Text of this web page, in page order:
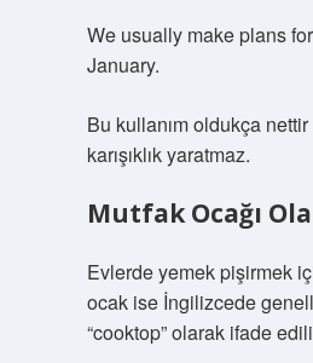
We usually make plans
January.
Bu kullanım oldukça
karışıklık yaratmaz.
Mutfak Ocağı
Evlerde yemek pişirmek
ocak ise İngilizcede
“cooktop” olarak ifade